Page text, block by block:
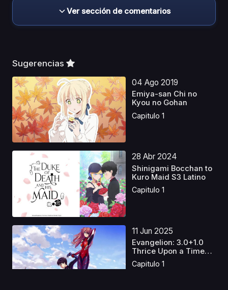
Ver sección de comentarios
Sugerencias
04 Ago 2019
Emiya-san Chi no
Kyou no Gohan
Capitulo 1
28 Abr 2024
Shinigami Bocchan to
Kuro Maid S3 Latino
Capitulo 1
11 Jun 2025
Evangelion: 3.0+1.0
Thrice Upon a Time
L...
Capitulo 1